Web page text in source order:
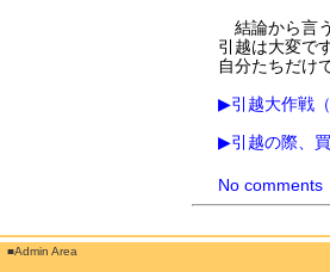
結論から言
引越は大変で
自分たちだけ
▶引越大作戦
▶引越の際、
No comments
■Admin Area